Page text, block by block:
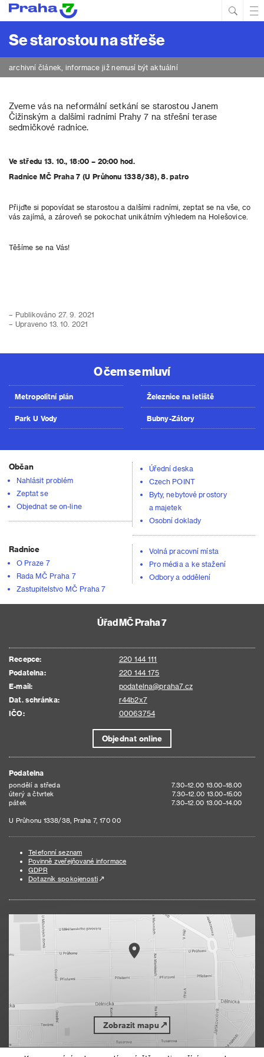
Se starostou na střeše
archivní článek, informace již nemusí být aktuální
Zveme vás na neformální setkání se starostou Janem
Čižinským a dalšími radními Prahy 7 na střešní terase
sedmičkové radnice.
Ve středu 13. 10., 18:00 – 20:00 hod.
Radnice MČ Praha 7 (U Průhonu 1338/38), 8. patro
Přijďte si popovídat se starostou a dalšími radními, zeptat se na vše, co
vás zajímá, a zároveň se pokochat unikátním výhledem na Holešovice.
Těšíme se na Vás!
– Publikováno 27. 9. 2021
– Upraveno 13. 10. 2021
O čem se mluví
Metropolitní plán
Park U Vody
Železnice na letiště
Bubny-Zátory
Občan
Nahlásit problém
Zeptat se
Objednat se on-line
Úřední deska
Czech POINT
Byty, nebytové prostory
a majetek
Osobní doklady
Radnice
O Praze 7
Rada MČ Praha 7
Zastupitelstvo MČ Praha 7
Volná pracovní místa
Pro média a ke stažení
Odbory a oddělení
Úřad MČ Praha 7
Recepce:
220 144 111
Podatelna:
220 144 175
E-mail:
podatelna@praha7.cz
Dat. schránka:
r44b2x7
IČO:
00063754
Objednat online
Podatelna
pondělí a středa
7.30–12.00 13.00–18.00
úterý a čtvrtek
7.30–12.00 13.00–15.00
pátek
7.30–12.00 13.00–14.00
U Průhonu 1338/38, Praha 7, 170 00
Telefonní seznam
Povinně zveřejňované informace
GDPR
Dotazník spokojenosti
Zobrazit mapu